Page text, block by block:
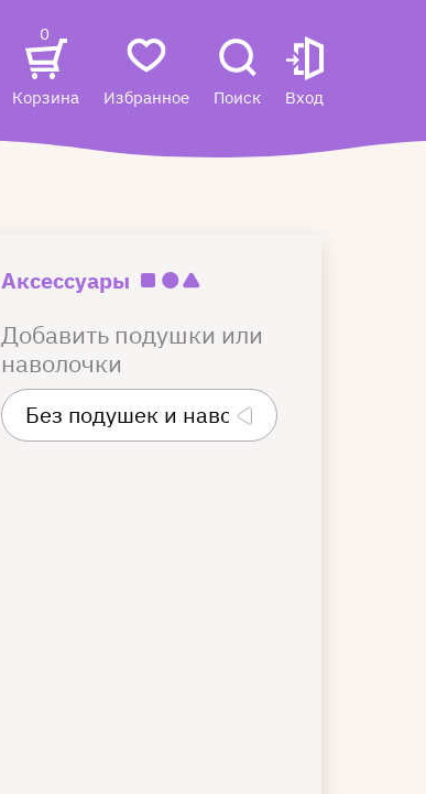
0
Корзина Избранное Поиск Вход
Аксессуары
Добавить подушки или
наволочки